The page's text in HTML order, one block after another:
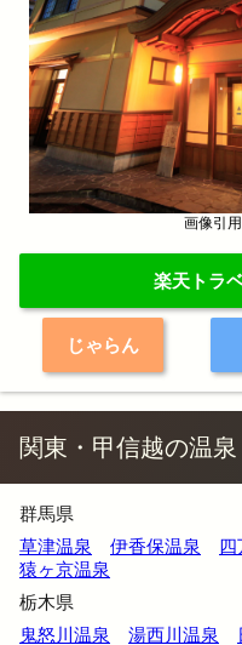
画像引
楽天トラ
じゃらん
関東・甲信越の温泉
群馬県
草津温泉
伊香保温泉 四
猿ヶ京温泉
栃木県
鬼怒川温泉
湯西川温泉